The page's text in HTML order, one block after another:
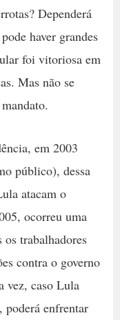
Dependerá
haver grandes
foi vitoriosa em
Mas não se
em 2003
público), dessa
atacam o
ocorreu uma
trabalhadores
contra o governo
vez, caso Lula
poderá enfrentar